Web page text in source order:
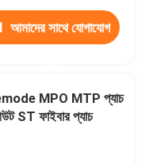
আমাদের সাথে যোগাযোগ
MPO MTP প্যাচ
ST ফাইবার প্যাচ